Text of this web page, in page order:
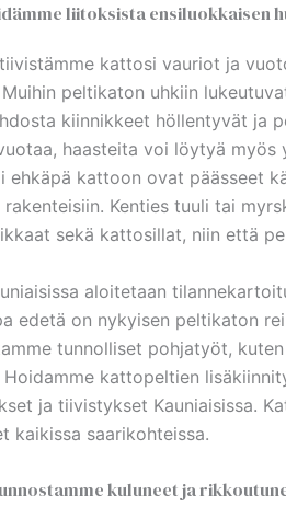
liitoksista ensiluokkaisen
kattosi vauriot ja
peltikaton uhkiin
kiinnikkeet höllentyvät
haasteita voi löytyä
ehkäpä kattoon ovat päässeet
Kenties tuuli tai
sekä kattosillat, niin että
aloitetaan
edetä on nykyisen peltikaton
tunnolliset pohjatyöt,
kattopeltien
ja tiivistykset Kauniaisissa.
kaikissa saarikohteissa.
kuluneet ja